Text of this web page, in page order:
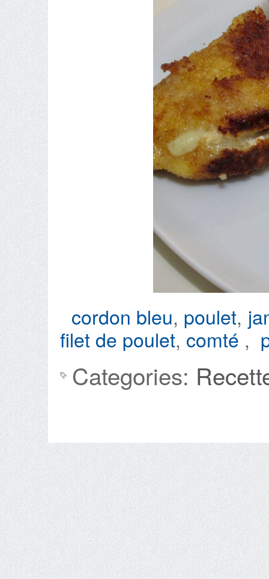
cordon bleu, poulet,
filet de poulet, comté ,
Categories: